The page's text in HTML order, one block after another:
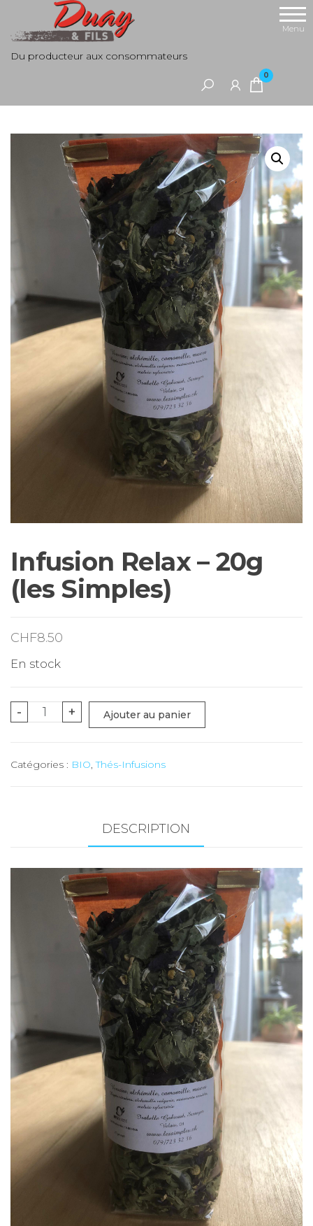
Du producteur aux consommateurs
0
Menu
Infusion Relax – 20g
(les Simples)
CHF8.50
En stock
-
quantité
Relax
+ Ajouter au panier
Catégories : BIO,Thés-Infusions
DESCRIPTION